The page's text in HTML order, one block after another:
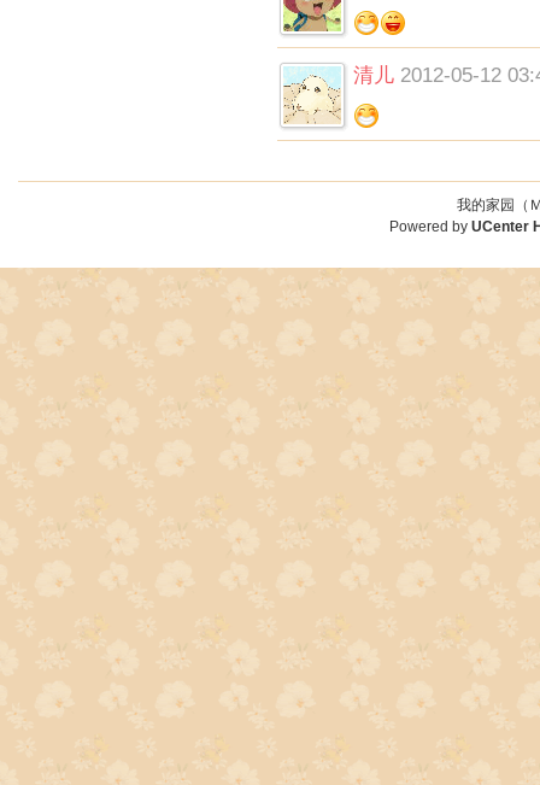
清儿 2012-05-12
我的家园（
Powered byUCenter